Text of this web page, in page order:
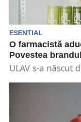
ESENTIAL
O farmacistă
Povestea
ULAV s-a născut